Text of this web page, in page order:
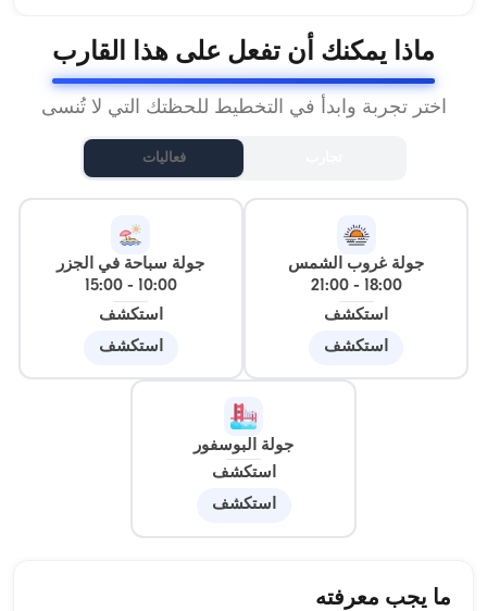
ماذا يمكنك أن تفعل على هذا القارب
اختر تجربة وابدأ في التخطيط للحظتك التي لا تُنسى
فعاليات
جولة غروب الشمس
18:00
-
21:00
استكشف
استكشف
جولة سباحة في الجزر
10:00
-
15:00
استكشف
استكشف
جولة البوسفور
استكشف
استكشف
ما يجب معرفته